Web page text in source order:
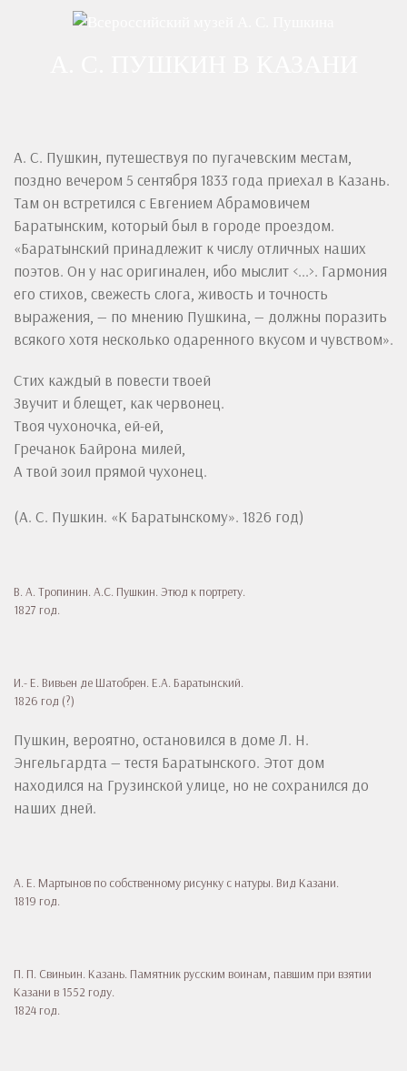
А. С. Пушкин, путешествуя по пугачевским местам,
поздно вечером 5 сентября 1833 года приехал в Казань.
Там он встретился с Евгением Абрамовичем
Баратынским, который был в городе проездом.
«Баратынский принадлежит к числу отличных наших
поэтов. Он у нас оригинален, ибо мыслит <...>. Гармония
его стихов, свежесть слога, живость и точность
выражения, — по мнению Пушкина, — должны поразить
всякого хотя несколько одаренного вкусом и чувством».
Стих каждый в повести твоей
Звучит и блещет, как червонец.
Твоя чухоночка, ей-ей,
Гречанок Байрона милей,
А твой зоил прямой чухонец.
(А. С. Пушкин. «К Баратынскому». 1826 год)
В. А. Тропинин. А.С. Пушкин. Этюд к портрету.
1827 год.
И.- Е. Вивьен де Шатобрен. Е.А. Баратынский.
1826 год (?)
Пушкин, вероятно, остановился в доме Л. Н.
Энгельгардта — тестя Баратынского. Этот дом
находился на Грузинской улице, но не сохранился до
наших дней.
А. Е. Мартынов по собственному рисунку с натуры. Вид Казани.
1819 год.
П. П. Свиньин. Казань. Памятник русским воинам, павшим при взятии
Казани в 1552 году.
1824 год.